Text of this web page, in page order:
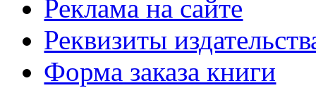
Реклама на сайте
Реквизиты
Форма заказа книги